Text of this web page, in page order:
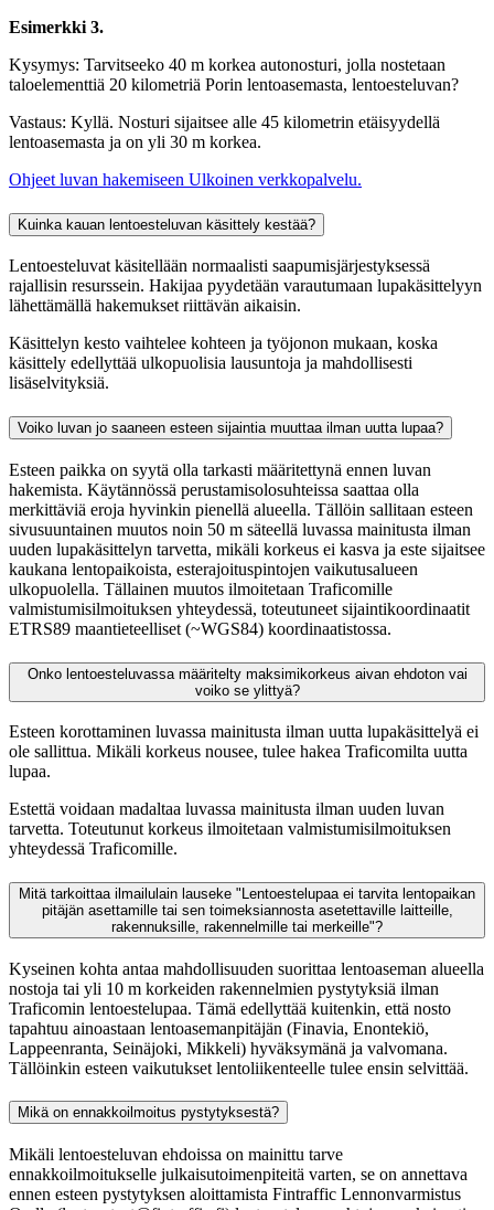
Esimerkki 3.
Kysymys: Tarvitseeko 40 m korkea autonosturi, jolla nostetaan
taloelementtiä 20 kilometriä Porin lentoasemasta, lentoesteluvan?
Vastaus: Kyllä. Nosturi sijaitsee alle 45 kilometrin etäisyydellä
lentoasemasta ja on yli 30 m korkea.
Ohjeet luvan hakemiseen Ulkoinen verkkopalvelu.
Kuinka kauan lentoesteluvan käsittely kestää?
Lentoesteluvat käsitellään normaalisti saapumisjärjestyksessä
rajallisin resurssein. Hakijaa pyydetään varautumaan lupakäsittelyyn
lähettämällä hakemukset riittävän aikaisin.
Käsittelyn kesto vaihtelee kohteen ja työjonon mukaan, koska
käsittely edellyttää ulkopuolisia lausuntoja ja mahdollisesti
lisäselvityksiä.
Voiko luvan jo saaneen esteen sijaintia muuttaa ilman uutta lupaa?
Esteen paikka on syytä olla tarkasti määritettynä ennen luvan
hakemista. Käytännössä perustamisolosuhteissa saattaa olla
merkittäviä eroja hyvinkin pienellä alueella. Tällöin sallitaan esteen
sivusuuntainen muutos noin 50 m säteellä luvassa mainitusta ilman
uuden lupakäsittelyn tarvetta, mikäli korkeus ei kasva ja este sijaitsee
kaukana lentopaikoista, esterajoituspintojen vaikutusalueen
ulkopuolella. Tällainen muutos ilmoitetaan Traficomille
valmistumisilmoituksen yhteydessä, toteutuneet sijaintikoordinaatit
ETRS89 maantieteelliset (~WGS84) koordinaatistossa.
Onko lentoesteluvassa määritelty maksimikorkeus aivan ehdoton vai
voiko se ylittyä?
Esteen korottaminen luvassa mainitusta ilman uutta lupakäsittelyä ei
ole sallittua. Mikäli korkeus nousee, tulee hakea Traficomilta uutta
lupaa.
Estettä voidaan madaltaa luvassa mainitusta ilman uuden luvan
tarvetta. Toteutunut korkeus ilmoitetaan valmistumisilmoituksen
yhteydessä Traficomille.
Mitä tarkoittaa ilmailulain lauseke "Lentoestelupaa ei tarvita lentopaikan
pitäjän asettamille tai sen toimeksiannosta asetettaville laitteille,
rakennuksille, rakennelmille tai merkeille"?
Kyseinen kohta antaa mahdollisuuden suorittaa lentoaseman alueella
nostoja tai yli 10 m korkeiden rakennelmien pystytyksiä ilman
Traficomin lentoestelupaa. Tämä edellyttää kuitenkin, että nosto
tapahtuu ainoastaan lentoasemanpitäjän (Finavia, Enontekiö,
Lappeenranta, Seinäjoki, Mikkeli) hyväksymänä ja valvomana.
Tällöinkin esteen vaikutukset lentoliikenteelle tulee ensin selvittää.
Mikä on ennakkoilmoitus pystytyksestä?
Mikäli lentoesteluvan ehdoissa on mainittu tarve
ennakkoilmoitukselle julkaisutoimenpiteitä varten, se on annettava
ennen esteen pystytyksen aloittamista Fintraffic Lennonvarmistus